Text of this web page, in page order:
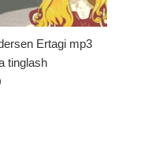
Ertagi mp3
tinglash